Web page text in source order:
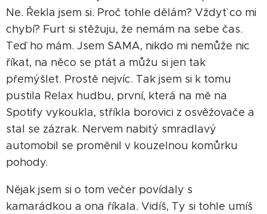
Ne. Řekla jsem si. Proč tohle dělám? Vždyť co mi
chybí? Furt si stěžuju, že nemám na sebe čas.
Teď ho mám. Jsem SAMA, nikdo mi nemůže nic
říkat, na něco se ptát a můžu si jen tak
přemýšlet. Prostě nejvíc. Tak jsem si k tomu
pustila Relax hudbu, první, která na mě na
Spotify vykoukla, stříkla borovici z osvěžovače a
stal se zázrak. Nervem nabitý smradlavý
automobil se proměnil v kouzelnou komůrku
pohody.
Nějak jsem si o tom večer povídaly s
kamarádkou a ona říkala. Vidíš, Ty si tohle umíš